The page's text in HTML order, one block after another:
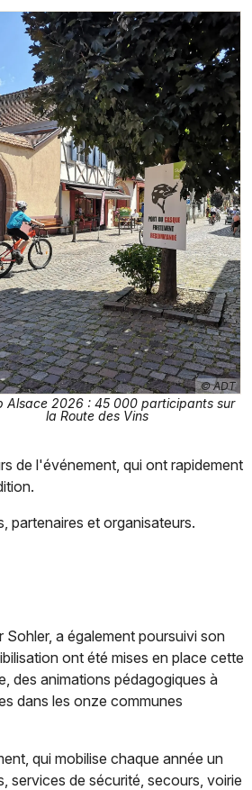
en Alsace
dans le Grand Est
des sorties
tournée
le Bas-Rhin
& loisirs
Rhin
villes
© ADT
Alsace 2026 : 45 000 participants sur
la Route des Vins
de l'événement, qui ont rapidement
partenaires et organisateurs.
a également poursuivi son
ont été mises en place cette
des animations pédagogiques à
dans les onze communes
qui mobilise chaque année un
services de sécurité, secours, voirie